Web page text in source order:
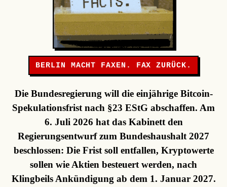
BERLIN MACHT FAXEN. FAX ZURÜCK.
Die Bundesregierung will die einjährige Bitcoin-
Spekulationsfrist nach §23 EStG abschaffen. Am
6. Juli 2026 hat das Kabinett den
Regierungsentwurf zum Bundeshaushalt 2027
beschlossen: Die Frist soll entfallen, Kryptowerte
sollen wie Aktien besteuert werden, nach
Klingbeils Ankündigung ab dem 1. Januar 2027.